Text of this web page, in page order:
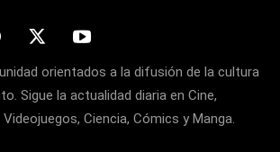
orientados a la difusión de la cultura
Sigue la actualidad diaria en Cine,
Ciencia, Cómics y Manga.